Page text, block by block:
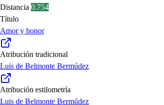
Distancia 0.754
Título
Amor y honor
Atribución tradicional
Luis de Belmonte Bermúdez
Atribución estilometría
Luis de Belmonte Bermúdez